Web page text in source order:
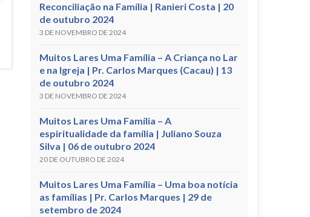
Reconciliação na Família | Ranieri Costa | 20
de outubro 2024
3 DE NOVEMBRO DE 2024
Muitos Lares Uma Família – A Criança no Lar
e na Igreja | Pr. Carlos Marques (Cacau) | 13
de outubro 2024
3 DE NOVEMBRO DE 2024
Muitos Lares Uma Família – A
espiritualidade da família | Juliano Souza
Silva | 06 de outubro 2024
20 DE OUTUBRO DE 2024
Muitos Lares Uma Família – Uma boa notícia
as famílias | Pr. Carlos Marques | 29 de
setembro de 2024